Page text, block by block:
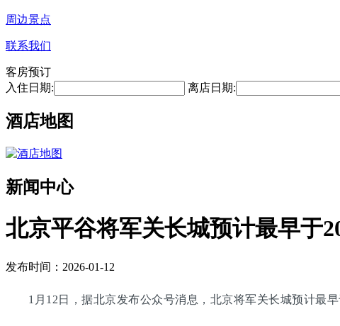
周边景点
联系我们
客房预订
入住日期:
离店日期:
酒店地图
新闻中心
北京平谷将军关长城预计最早于
发布时间：2026-01-12
1月12日，据北京发布公众号消息，北京将军关长城预计最